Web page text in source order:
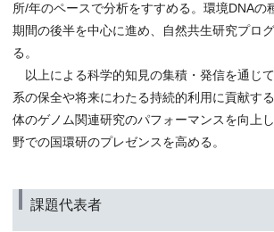
所/年のペースで分析をすすめる。環境DNAの
期間の後半を中心に進め、自然共生研究プロ
る。
以上による科学的知見の集積・発信を通じ
系の保全や将来にわたる持続的利用に貢献す
体のゲノム関連研究のパフォーマンスを向上
野での国環研のプレゼンスを高める。
課題代表者